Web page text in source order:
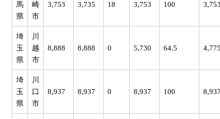
馬
県
崎
市
3,753 3,735 18 3,753 100
埼
玉
県
川
越
市
8,888 8,888 0 5,730 64.5
埼
玉
県
川
口
市
8,937 8,937 0 8,937 100